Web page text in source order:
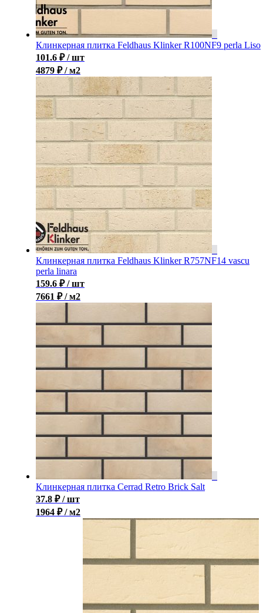
Клинкерная плитка Feldhaus Klinker R100NF9 perla Liso
101.6 ₽ / шт
4879 ₽ / м2
Клинкерная плитка Feldhaus Klinker R757NF14 vascu
perla linara
159.6 ₽ / шт
7661 ₽ / м2
Клинкерная плитка Cerrad Retro Brick Salt
37.8 ₽ / шт
1964 ₽ / м2